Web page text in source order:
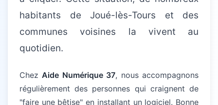
habitants de Joué-lès-Tours et des
communes voisines la vivent au
quotidien.
ChezAide Numérique 37, nous accompagnons
régulièrement des personnes qui craignent de
"faire une bêtise" en installant un logiciel. Bonne